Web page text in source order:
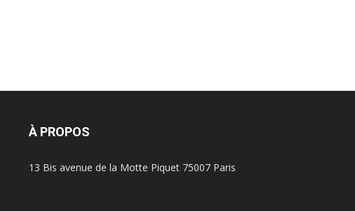
À PROPOS
13 Bis avenue de la Motte Piquet 75007 Paris